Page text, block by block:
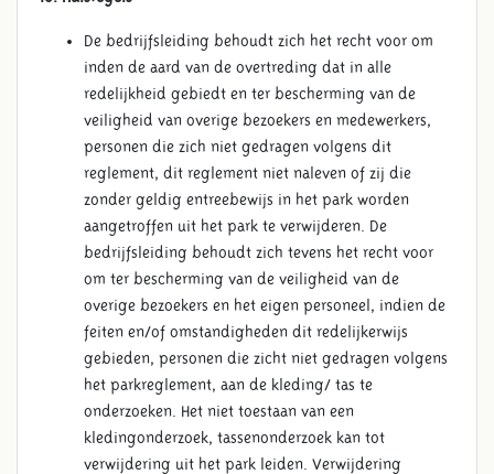
De bedrijfsleiding behoudt zich het recht voor om
inden de aard van de overtreding dat in alle
redelijkheid gebiedt en ter bescherming van de
veiligheid van overige bezoekers en medewerkers,
personen die zich niet gedragen volgens dit
reglement, dit reglement niet naleven of zij die
zonder geldig entreebewijs in het park worden
aangetroffen uit het park te verwijderen. De
bedrijfsleiding behoudt zich tevens het recht voor
om ter bescherming van de veiligheid van de
overige bezoekers en het eigen personeel, indien de
feiten en/of omstandigheden dit redelijkerwijs
gebieden, personen die zicht niet gedragen volgens
het parkreglement, aan de kleding/ tas te
onderzoeken. Het niet toestaan van een
kledingonderzoek, tassenonderzoek kan tot
verwijdering uit het park leiden. Verwijdering